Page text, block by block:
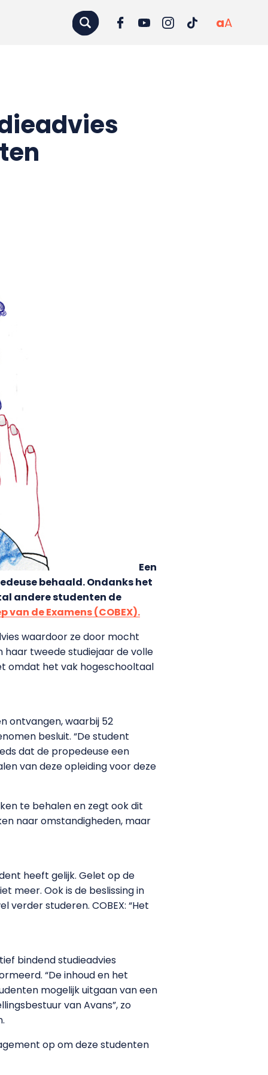
aA
Een
behaald. Ondanks het
andere studenten de
van de Examens (COBEX).
waardoor ze door mocht
tweede studiejaar de volle
omdat het vak hogeschooltaal
ontvangen, waarbij 52
besluit. “De student
dat de propedeuse een
van deze opleiding voor deze
te behalen en zegt ook dit
naar omstandigheden, maar
heeft gelijk. Gelet op de
meer. Ook is de beslissing in
studeren. COBEX: “Het
bindend studieadvies
“De inhoud en het
mogelijk uitgaan van een
van Avans”, zo
op om deze studenten